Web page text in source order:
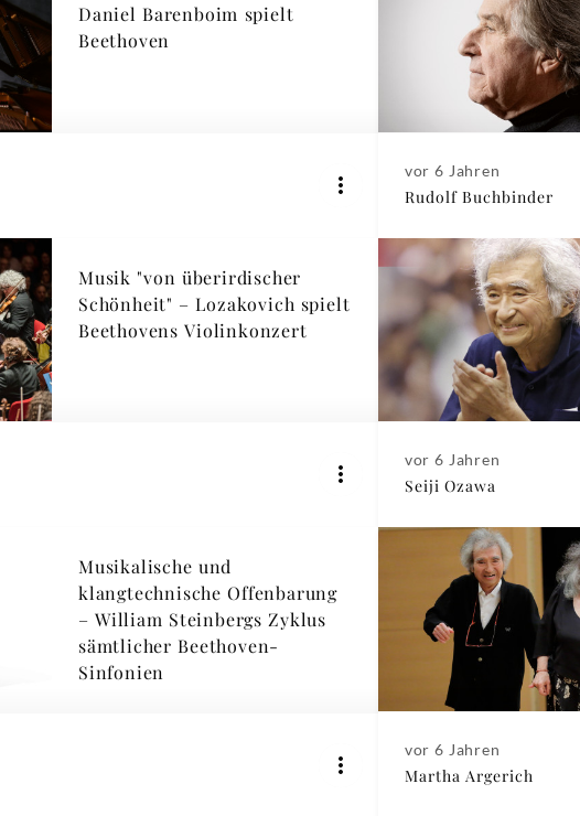
Daniel Barenboim spielt
Beethoven
vor 6 Jahren
Rudolf Buchbinder
Musik "von überirdischer
Schönheit" – Lozakovich spielt
Beethovens Violinkonzert
vor 6 Jahren
Seiji Ozawa
Musikalische und
klangtechnische Offenbarung
– William Steinbergs Zyklus
sämtlicher Beethoven-
Sinfonien
vor 6 Jahren
Martha Argerich